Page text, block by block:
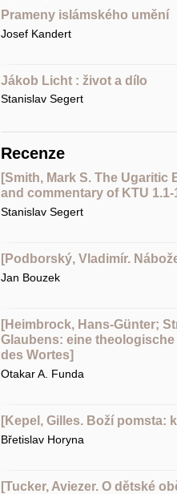
Prameny islámského umění
Josef Kandert
Jákob Licht : život a dílo
Stanislav Segert
Recenze
[Smith, Mark S. The
and commentary of KTU 1.1-
Stanislav Segert
[Podborský, Vladimír.
Jan Bouzek
[Heimbrock, Hans-Günter;
Glaubens: eine
des Wortes]
Otakar A. Funda
[Kepel, Gilles. Boží pomsta:
Břetislav Horyna
[Tucker, Aviezer. O dětské